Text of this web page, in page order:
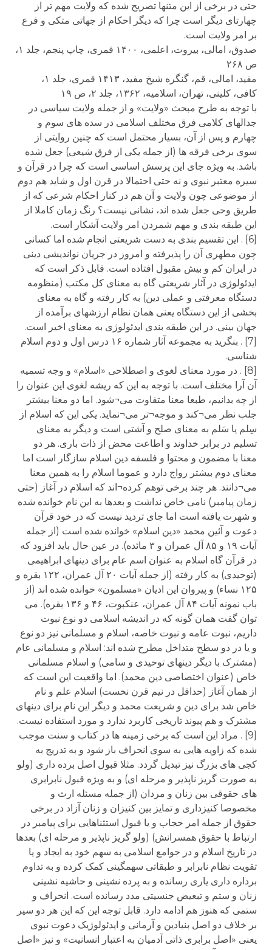
حتی در برخی از این متنها تصریح شده که ولایت مهم تر از
چهارتای دیگر است چرا که دیگر احکام از جهاتی متکی و فرع
بر امر ولایت است.
صدوق، امالی، بیروت، اعلمی، ۱۴۰۰ قمری، چاپ پنجم، جلد ۱،
ص ۲۶۸
مفید، امالی، قم، گنگره شیخ مفید، ۱۴۱۳ قمری، جلد ۱،
کافی، کلینی، تهران، اسلامیه، ۱۳۶۲، جلد ۲، ص ۱۹
با توجه به طرح مبحث «ولایت» و از جمله ولایت سیاسی در
جدالهای کلامی فرق مختلف اسلامی در سده های سوم و
چهارم و پس از آن، بسیار محتمل است که چنین روایتی از
سوی برخی فرقه ها (از جمله یکی از فرق شیعی) جعل شده
باشد. به ویژه جای این پرسش اساسی است که چرا در قرآن و
سیره معتبر نبوی و نه حتی احتمالا در قرن اول و شاید هم دوم
از موضوعی چون ولایت و آن هم در کنار احکام شرعی که از
طریق وحی جعل شده اند، نشانی نیست؟ رنگ زمان کاملا از
این طبقه بندی و مهم شمردن امر ولایت آشکار است.
[6] . این تقسیم بندی به دست شریعتی انجام شده اما کسانی
چون مطهری آن را پذیرفته و امروز در جریان نواندیشی دینی
در ایران کم و بیش مقبول افتاده است. قابل ذکر است که
ایدئولوژی در آثار شریعتی گاه به معنای کل مکتب (منظومه
دستگاه معرفتی و عملی دین) به کار رفته و گاه به معنای
بخشی از این دستگاه یعنی همان نظام ارزشهای برآمده از
جهان بینی. در این طبقه بندی ایدئولوژی به معنای اخیر است.
[7] . بنگرید به مجموعه آثار شماره ۱۶ درس اول و دوم اسلام
شناسی.
[8] . در مورد معنای لغوی و اصطلاحی «اسلام» و وجه تسمیه
آن آرا مختلف است. با توجه به این که ریشه لغوی این عنوان را
از چه بدانیم، طبعا معنا متفاوت می¬شود. اما دو معنا بیشتر
جلب نظر می¬کند و موجه¬تر می¬نماید. یکی این که اسلام از
سِلم یا سَلم به معنای صلح و آشتی است و دیگر به معنای
تسلیم در برابر خداوند و اطاعت محض از ذات باری. هر دو
معنا با مضمون و محتوا و فلسفه دین اسلام سازگار است اما
معنای دوم بیشتر رواج دارد و عموما اسلام را به همین معنا
می¬دانند. هر چند برخی توهم کرده¬اند که اسلام در آغاز (حتی
زمان پیامبر) نامی خاص نداشت و بعدها به این نام خوانده شده
و شهرت یافته است اما جای تردید نیست که در خود قرآن
دعوت و آئین محمد «دین اسلام» خوانده شده است (از جمله
آیات ۱۹ و ۸۵ آل عمران و ۳ مائده). در عین حال باید افزود که
در قرآن گاه اسلام به عنوان اسم عام برای دینهای ابراهیمی
(توحیدی) به کار رفته (از جمله آیات ۲۰ آل عمران، ۱۲۲ بقره و
۱۲۵ نساء) و پیروان این ادیان «مسلمون» خوانده شده اند (از
باب نمونه آیات ۸۴ آل عمران، عنکبوت، ۴۶ و ۱۳۶ بقره). می
توان گفت همان گونه که در اندیشه اسلامی دو نوع نبوت
داریم، نبوت عامه و نبوت خاصه، اسلام و مسلمانی نیز دو نوع
و یا در دو سطح متداخل مطرح شده اند: اسلام و مسلمانی عام
(مشترک با دیگر دینهای توحیدی و سامی) و اسلام مسلمانی
خاص (عنوان اختصاصی دین محمد). اما واقعیت این است که
از همان آغاز (حداقل در نیم قرن نخست) اسلام علم و نام
خاص شد برای دین و شریعت محمد و دیگر این نام برای دینهای
مشترک و هم پیوند تاریخی کاربرد ندارد و مورد استفاده نیست.
[9] . مراد این است که برخی زمینه ها در کتاب و سنت موجب
شده که زاویه هایی به سوی انحراف باز شود و به تدریج به
کجی های بزرگ نیز تبدیل گردد. مثلا قبول اصل برده داری (ولو
به صورت گریز ناپذیر و مرحله ای) و به ویژه قبول نابرابری
های حقوقی بین زنان و مردان (از جمله مسئله ارث و
مخصوصا کنیزداری و تمایز بین کنیزان و زنان آزاد در برخی
حقوق از جمله امر حجاب و یا قبول استثناهایی برای پیامبر در
ارتباط با حقوق همسرانش) (ولو گریز ناپذیر و مرحله ای) بعدها
در تاریخ اسلام و در جوامع اسلامی به سهم خود به ایجاد و یا
تقویت نظام نابرابر و طبقاتی سهمگینی کمک کرده و به تداوم
برداره داری یاری رسانده و به پرده نشینی و حاشیه نشینی
زنان و ستم و تبعیض جنسیتی مدد رسانده است. انحراف و
ستمی که هنوز هم ادامه دارد. قابل توجه این که این هر دو سیر
بر خلاف دو اصل بنیادین و آرمانی و ایدئولوژیک دعوت نبوی
یعنی «اصل برابری ذاتی آدمیان به اعتبار انسانیت» و نیز «اصل